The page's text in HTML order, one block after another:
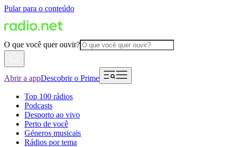
Pular para o conteúdo
O que você quer ouvir?
Abrir a appDescobrir o Prime
Top 100 rádios
Podcasts
Desporto ao vivo
Perto de você
Géneros musicais
Rádios por tema